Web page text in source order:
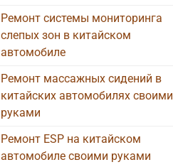
Ремонт системы мониторинга
слепых зон в китайском
автомобиле
Ремонт массажных сидений в
китайских автомобилях своими
руками
Ремонт ESP на китайском
автомобиле своими руками